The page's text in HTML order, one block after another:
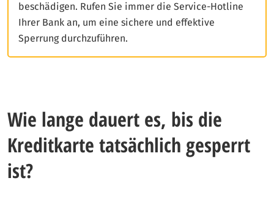
beschädigen. Rufen Sie immer die Service-Hotline
Ihrer Bank an, um eine sichere und effektive
Sperrung durchzuführen.
Wie lange dauert es, bis die
Kreditkarte tatsächlich gesperrt
ist?